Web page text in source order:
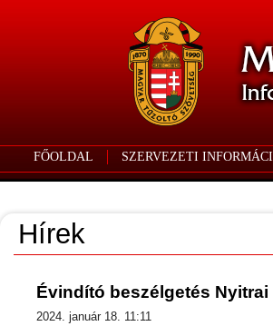
FŐOLDAL SZERVEZETI
Hírek
Évindító beszélgetés Nyitrai
2024. január 18. 11:11